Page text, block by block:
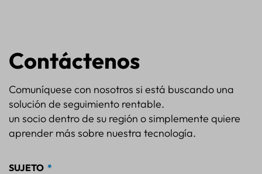
Contáctenos
Comuníquese con nosotros si está buscando una
solución de seguimiento rentable.
un socio dentro de su región o simplemente quiere
aprender más sobre nuestra tecnología.
SUJETO